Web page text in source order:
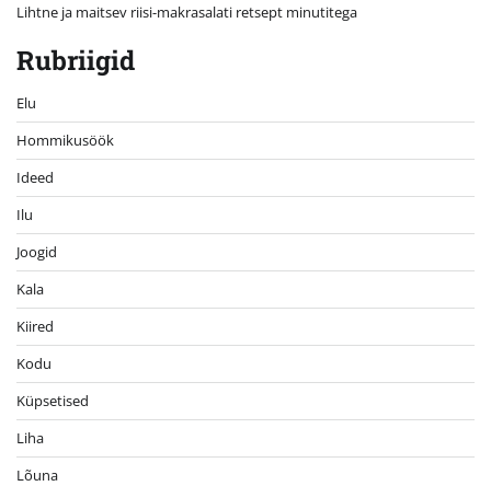
Lihtne ja maitsev riisi-makrasalati retsept minutitega
Rubriigid
Elu
Hommikusöök
Ideed
Ilu
Joogid
Kala
Kiired
Kodu
Küpsetised
Liha
Lõuna